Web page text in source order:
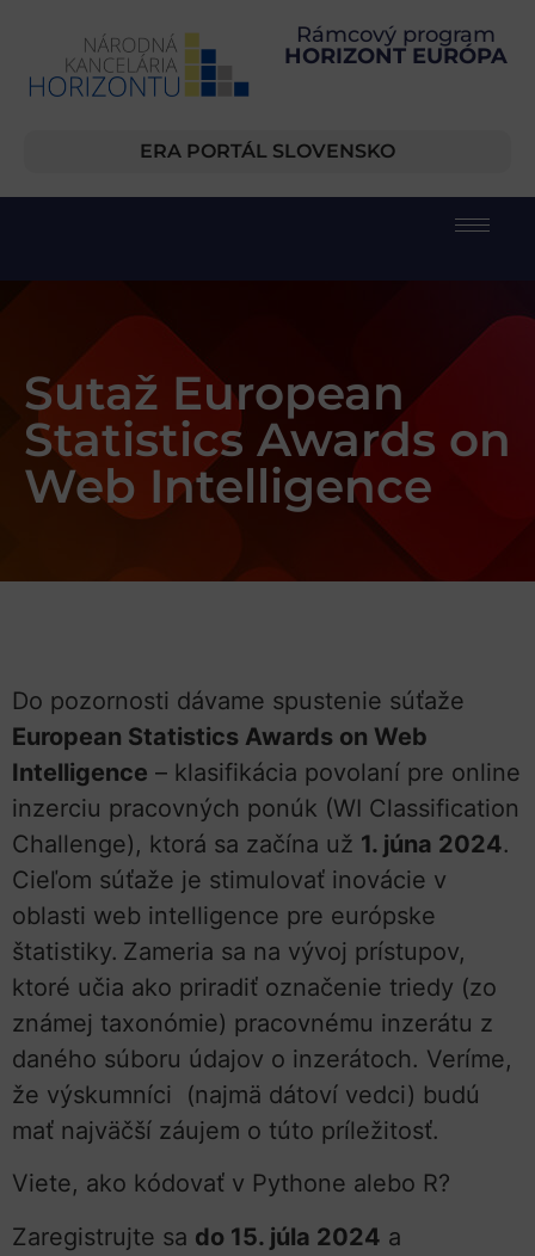
Rámcový program
HORIZONT EURÓPA
ERA PORTÁL SLOVENSKO
Sutaž European
Statistics Awards on
Web Intelligence
Do pozornosti dávame spustenie súťaže
European Statistics Awards on Web
Intelligence – klasifikácia povolaní pre online
inzerciu pracovných ponúk (WI Classification
Challenge), ktorá sa začína už 1. júna 2024.
Cieľom súťaže je stimulovať inovácie v
oblasti web intelligence pre európske
štatistiky. Zameria sa na vývoj prístupov,
ktoré učia ako priradiť označenie triedy (zo
známej taxonómie) pracovnému inzerátu z
daného súboru údajov o inzerátoch. Veríme,
že výskumníci (najmä dátoví vedci) budú
mať najväčší záujem o túto príležitosť.
Viete, ako kódovať v Pythone alebo R?
Zaregistrujte sa do 15. júla 2024 a